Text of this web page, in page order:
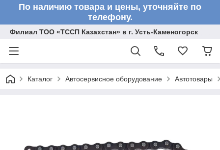
По наличию товара и цены, уточняйте по
телефону.
Филиал ТОО «ТССП Казахстан» в г. Усть-Каменогорск
Каталог Автосервисное оборудование Автотовары